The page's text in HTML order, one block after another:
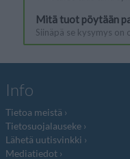
Info
Tietoa meistä
Tietosuojalauseke
Lähetä uutisvinkki
Mediatiedot